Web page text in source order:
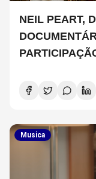
NEIL PEART,
Musica